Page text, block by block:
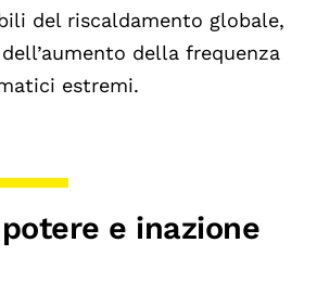
del riscaldamento globale,
della frequenza
estremi.
e inazione